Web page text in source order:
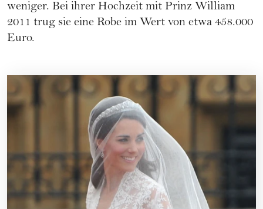
weniger. Bei ihrer Hochzeit mit Prinz William
2011 trug sie eine Robe im Wert von etwa 458.000
Euro.